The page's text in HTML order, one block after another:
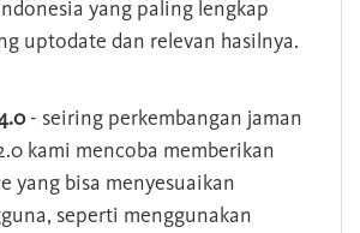
yang paling lengkap
uptodate dan relevan hasilnya.
- seiring perkembangan jaman
kami mencoba memberikan
yang bisa menyesuaikan
seperti menggunakan